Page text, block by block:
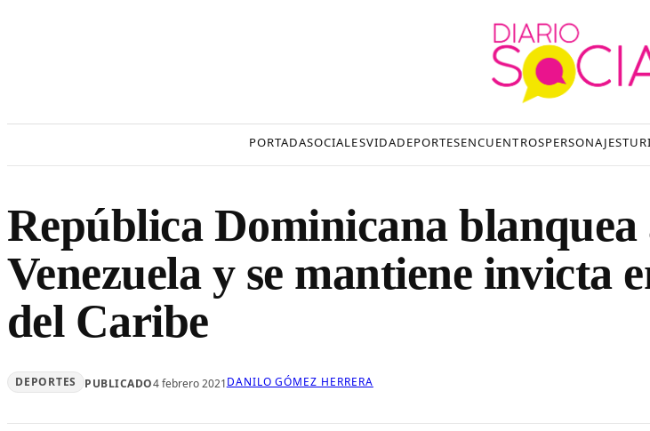
PORTADASOCIALESVIDADEPORTESENCUENTROSPERSONAJES
República Dominicana blanquea
Venezuela y se mantiene invicta
del Caribe
DEPORTES PUBLICADO4 febrero 2021DANILO GÓMEZ HERRERA